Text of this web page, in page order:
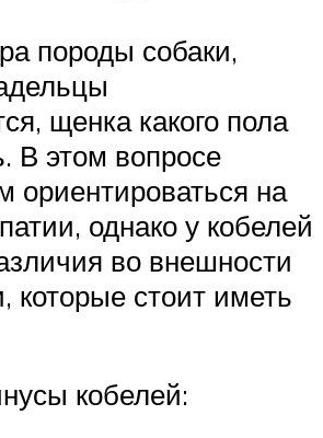
породы собаки,
щенка какого пола
В этом вопросе
ориентироваться на
однако у кобелей
во внешности
которые стоит иметь
кобелей: